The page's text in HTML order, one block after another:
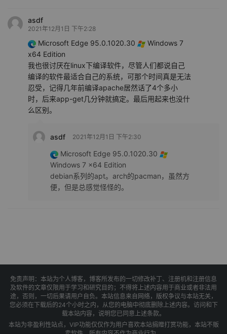
asdf
2021年12月1日 下午2:28
Microsoft Edge 95.0.1020.30
Windows 7
x64 Edition
我也很讨厌在linux下编译软件，尽管人们都说自己
编译的软件最适合自己的系统，可那个时间真是无法
忍受，记得几年前编译apache居然话了4个多小
时，后来app-get几分钟就搞定。最后用起来也没什
么区别。
asdf 2021年12月1日 下午2:30
Microsoft Edge 95.0.1020.30
Windows 7 x64 Edition
debian系列的apt。arch的pacman，虽然方
便，但是总感觉怪怪的。
免责声明：本站为个人博客，博客所发布的一切修改补丁、注册机和注册信息
及软件的文章仅限用于学习和研究目的；不得将上述内容用于商业或者非法用
途，否则，一切后果请用户自负。本站信息来自网络，版权争议与本站无关，
您必须在下载后的24个小时之内，从您的电脑中彻底删除上述内容。访问和下
载本站内容，说明您已同意上述条款。
本站为非盈利性站点，VIP功能仅仅作为用户喜欢本站捐赠打赏功能，本站不贩